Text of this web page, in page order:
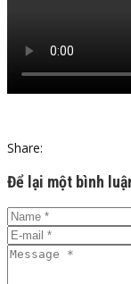
Share:
Để lại một bình